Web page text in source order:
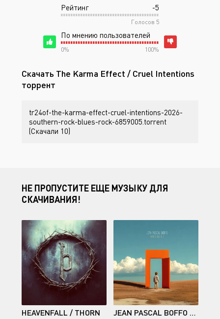
Рейтинг -5
Голосов 5
По мнению пользователей
0% 100%
Скачать The Karma Effect / Cruel Intentions
торрент
tr24of-the-karma-effect-cruel-intentions-2026-
southern-rock-blues-rock-6859005.torrent
(Скачали 10)
НЕ ПРОПУСТИТЕ ЕЩЕ МУЗЫКУ ДЛЯ
СКАЧИВАНИЯ!
HEAVENFALL / THORN JEAN PASCAL BOFFO / INNER WORLD